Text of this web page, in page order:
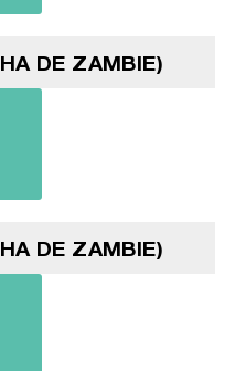
DE ZAMBIE)
DE ZAMBIE)